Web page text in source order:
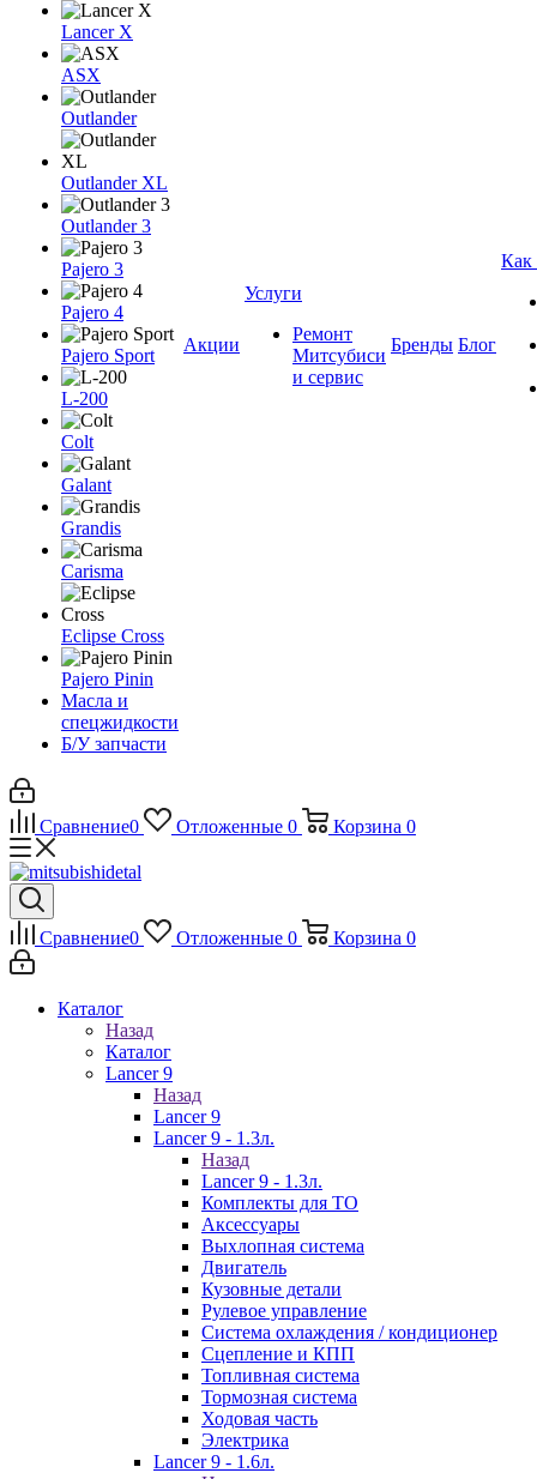
Lancer X
ASX
Outlander
Outlander XL
Outlander 3
Pajero 3
Pajero 4
Pajero Sport
L-200
Colt
Galant
Grandis
Carisma
Eclipse Cross
Pajero Pinin
Масла и
спецжидкости
Б/У запчасти
Акции
Услуги
Ремонт
Митсубиси
и сервис
Бренды Блог
Как
Сравнение0 Отложенные 0 Корзина 0
Сравнение0 Отложенные 0 Корзина 0
Каталог
Назад
Каталог
Lancer 9
Назад
Lancer 9
Lancer 9 - 1.3л.
Назад
Lancer 9 - 1.3л.
Комплекты для ТО
Аксессуары
Выхлопная система
Двигатель
Кузовные детали
Рулевое управление
Система охлаждения / кондиционер
Сцепление и КПП
Топливная система
Тормозная система
Ходовая часть
Электрика
Lancer 9 - 1.6л.